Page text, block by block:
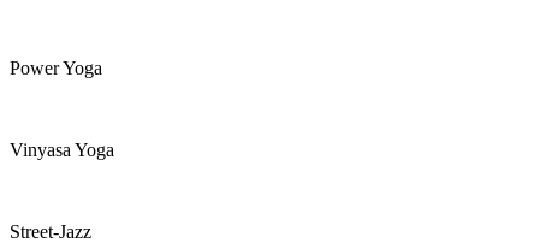
Power Yoga
Vinyasa Yoga
Street-Jazz